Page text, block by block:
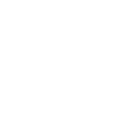
dana